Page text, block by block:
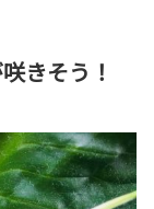
きそう！